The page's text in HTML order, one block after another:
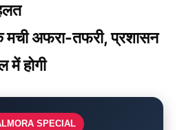
अफरा-तफरी, प्रशासन
में होगी
SPECIAL